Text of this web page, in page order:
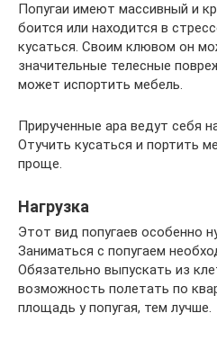
Попугаи имеют массивный и
боится или находится в
кусаться. Своим клювом он
значительные телесные
может испортить мебель.
Прирученные ара ведут себя
Отучить кусаться и портить
проще.
Нагрузка
Этот вид попугаев особенно
Заниматься с попугаем
Обязательно выпускать из
возможность полетать по
площадь у попугая, тем лучше.